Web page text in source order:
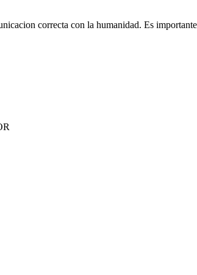
correcta con la humanidad. Es